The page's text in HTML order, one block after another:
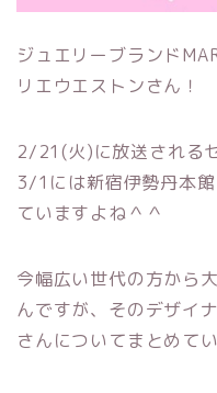
ジュエリーブランド
リエウエストンさん！
2/21(火)に放送される
3/1には新宿伊勢丹本
ていますよね＾＾
今幅広い世代の方から
んですが、そのデザイ
さんについてまとめて